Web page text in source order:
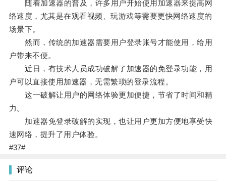
随着加速器的普及，许多用户开始使用加速器来提高网
络速度，尤其是在观看视频、玩游戏等需要更快网络速度的
场景下。
然而，传统的加速器需要用户登录账号才能使用，给用
户带来不便。
近日，有技术人员成功破解了加速器的免登录功能，用
户可以直接使用加速器，无需繁琐的登录流程。
这一破解让用户的网络体验更加便捷，节省了时间和精
力。
加速器免登录破解的实现，也让用户更加方便地享受快
速网络，提升了用户体验。
#37#
评论